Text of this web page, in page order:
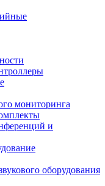
мониторинга
и
оборудования